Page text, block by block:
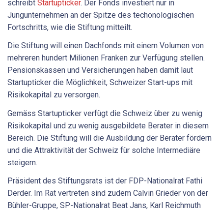
schreibt Startupticker. Der Fonds investiert nur in
Jungunternehmen an der Spitze des techonologischen
Fortschritts, wie die Stiftung mitteilt.
Die Stiftung will einen Dachfonds mit einem Volumen von
mehreren hundert Milionen Franken zur Verfügung stellen.
Pensionskassen und Versicherungen haben damit laut
Startupticker die Möglichkeit, Schweizer Start-ups mit
Risikokapital zu versorgen.
Gemäss Startupticker verfügt die Schweiz über zu wenig
Risikokapital und zu wenig ausgebildete Berater in diesem
Bereich. Die Stiftung will die Ausbildung der Berater fördern
und die Attraktivität der Schweiz für solche Intermediäre
steigern.
Präsident des Stiftungsrats ist der FDP-Nationalrat Fathi
Derder. Im Rat vertreten sind zudem Calvin Grieder von der
Bühler-Gruppe, SP-Nationalrat Beat Jans, Karl Reichmuth